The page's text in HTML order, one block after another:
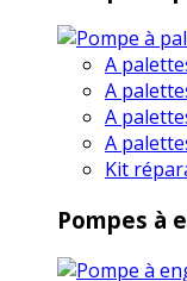
A
A
A
A
Kit
Pompes à